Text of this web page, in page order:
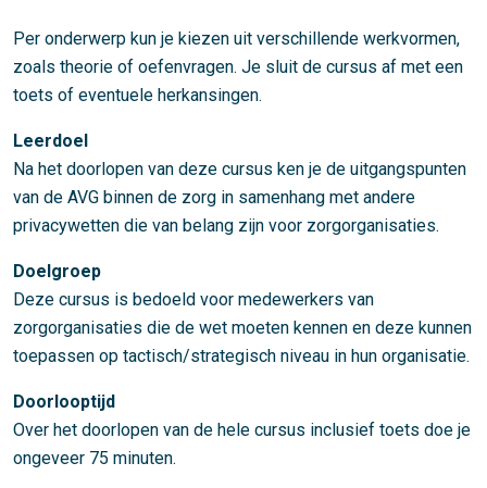
Per onderwerp kun je kiezen uit verschillende werkvormen,
zoals theorie of oefenvragen. Je sluit de cursus af met een
toets of eventuele herkansingen.
Leerdoel
Na het doorlopen van deze cursus ken je de uitgangspunten
van de AVG binnen de zorg in samenhang met andere
privacywetten die van belang zijn voor zorgorganisaties.
Doelgroep
Deze cursus is bedoeld voor medewerkers van
zorgorganisaties die de wet moeten kennen en deze kunnen
toepassen op tactisch/strategisch niveau in hun organisatie.
Doorlooptijd
Over het doorlopen van de hele cursus inclusief toets doe je
ongeveer 75 minuten.